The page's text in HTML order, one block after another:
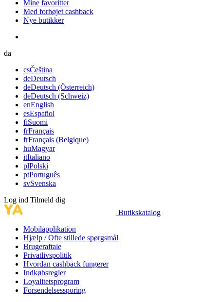
Mine favoritter
Med forhøjet cashback
Nye butikker
da
csČeština
deDeutsch
deDeutsch (Österreich)
deDeutsch (Schweiz)
enEnglish
esEspañol
fiSuomi
frFrançais
frFrançais (Belgique)
huMagyar
itItaliano
plPolski
ptPortuguês
svSvenska
Log ind Tilmeld dig
Butikskatalog
Mobilapplikation
Hjælp / Ofte stillede spørgsmål
Brugeraftale
Privatlivspolitik
Hvordan cashback fungerer
Indkøbsregler
Loyalitetsprogram
Forsendelsessporing